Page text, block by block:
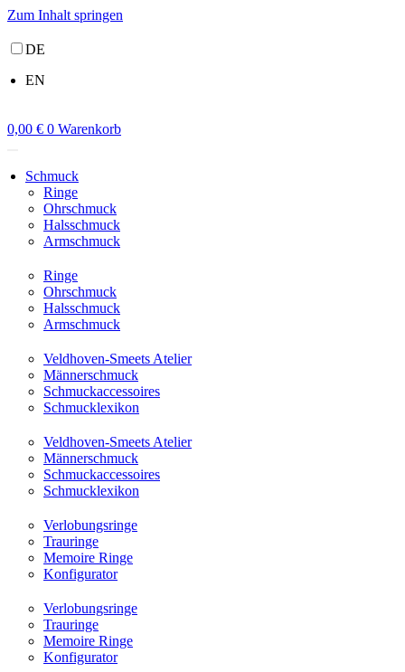
Zum Inhalt springen
DE
EN
0,00 € 0 Warenkorb
Schmuck
Ringe
Ohrschmuck
Halsschmuck
Armschmuck
Ringe
Ohrschmuck
Halsschmuck
Armschmuck
Veldhoven-Smeets Atelier
Männerschmuck
Schmuckaccessoires
Schmucklexikon
Veldhoven-Smeets Atelier
Männerschmuck
Schmuckaccessoires
Schmucklexikon
Verlobungsringe
Trauringe
Memoire Ringe
Konfigurator
Verlobungsringe
Trauringe
Memoire Ringe
Konfigurator